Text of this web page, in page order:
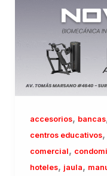
accesorios, bancas
centros educativos,
comercial,
hoteles, jaula,